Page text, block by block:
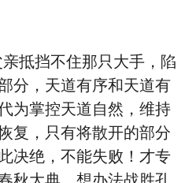
抵挡不住那只大手，陷
分，天道有序和天道有
为掌控天道自然，维持
复，只有将散开的部分
绝，不能失败！才专